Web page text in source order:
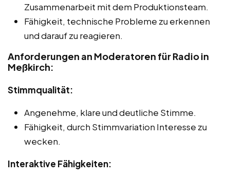
Zusammenarbeit mit dem Produktionsteam.
Fähigkeit, technische Probleme zu erkennen
und darauf zu reagieren.
Anforderungen an Moderatoren für Radio in
Meßkirch:
Stimmqualität:
Angenehme, klare und deutliche Stimme.
Fähigkeit, durch Stimmvariation Interesse zu
wecken.
Interaktive Fähigkeiten: